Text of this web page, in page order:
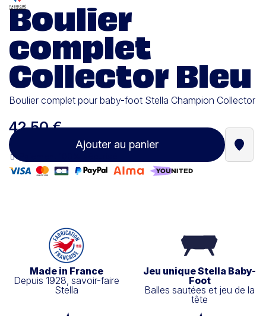
Boulier
complet
Collector Bleu
Boulier complet pour baby-foot Stella Champion Collector
42,50 €
Ajouter au panier
Made in France
Depuis 1928, savoir-faire
Stella
Jeu unique Stella Baby-
Foot
Balles sautées et jeu de la
tête